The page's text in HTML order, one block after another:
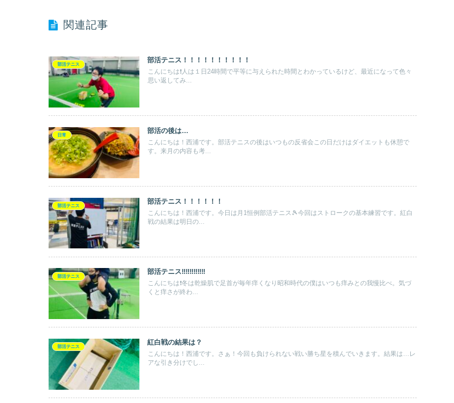
関連記事
部活テニス
部活テニス！！！！！！！！！！
こんにちは❗️人は１日24時間で平等に与えられた時間とわかっているけど、最近になって色々
思い返してみ...
日常
部活の後は…
こんにちは！西浦です。部活テニスの後はいつもの反省会この日だけはダイエットも休憩で
す。来月の内容も考...
部活テニス
部活テニス！！！！！！
こんにちは！西浦です。今日は月1恒例部活テニス🎾今回はストロークの基本練習です。紅白
戦の結果は明日の...
部活テニス
部活テニス‼︎‼︎‼︎‼︎‼︎‼︎
こんにちは❗️冬は乾燥肌で足首が毎年痒くなり昭和時代の僕はいつも痒みとの我慢比べ。気づ
くと痒さが終わ...
部活テニス
紅白戦の結果は？
こんにちは！西浦です。さぁ！今回も負けられない戦い勝ち星を積んでいきます。結果は…レ
アな引き分けでし...